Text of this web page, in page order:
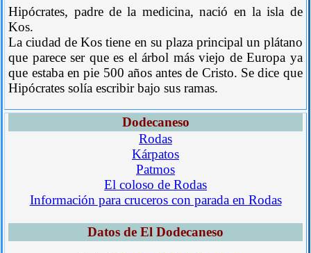
Hipócrates, padre de la medicina, nació en la isla de
Kos.
La ciudad de Kos tiene en su plaza principal un plátano
que parece ser que es el árbol más viejo de Europa ya
que estaba en pie 500 años antes de Cristo. Se dice que
Hipócrates solía escribir bajo sus ramas.
Dodecaneso
Rodas
Kárpatos
Patmos
El coloso de Rodas
Información para cruceros con parada en Rodas
Datos de El Dodecaneso